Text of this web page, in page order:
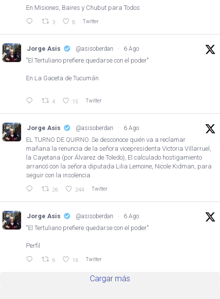
En Misiones, Baires y Chubut para Todos
3 8 Twitter
Jorge Asis @asisoberdan · 6 Ago
"El Tertuliano prefiere quedarse con el poder"
En La Gaceta de Tucumán
4 15 Twitter
Jorge Asis @asisoberdan · 6 Ago
EL TURNO DE QUIRNO. Se desconoce quién va a reclamar
mañana la renuncia de la señora vicepresidenta Victoria Villarruel,
la Cayetana (por Álvarez de Toledo), El calculado hostigamiento
arrancó con la señora diputada Lilia Lemoine, Nicole Kidman, para
seguir con la insolencia
26 244 Twitter
Jorge Asis @asisoberdan · 6 Ago
"El Tertuliano prefiere quedarse con el poder"
Perfil
6 16 Twitter
Cargar más